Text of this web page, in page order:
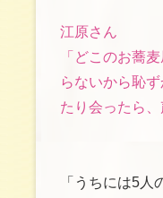
江原さん
「どこのお蕎
らないから恥
たり会ったら、
「うちには5